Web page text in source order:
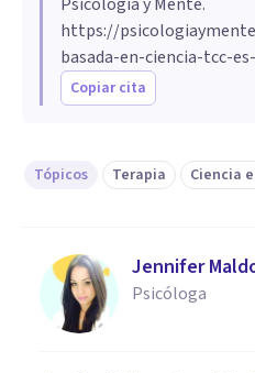
https://
basada-en-ciencia-tcc-
Copiar cita
Tópicos Terapia Ciencia
Jennifer
Psicóloga